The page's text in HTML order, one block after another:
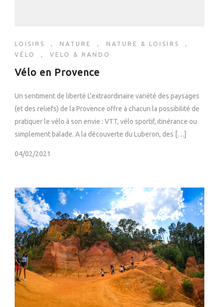
LOISIRS , NATURE , NATURE & LOISIRS
,
VÉLO
, VELO & RANDO
Vélo en Provence
Un sentiment de liberté L’extraordinaire variété des paysages
(et des reliefs) de la Provence offre à chacun la possibilité de
pratiquer le vélo à son envie : VTT, vélo sportif, itinérance ou
simplement balade. A la découverte du Luberon, des […]
04/02/2021